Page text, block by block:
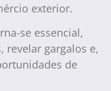
exterior.
se essencial,
revelar gargalos e,
de